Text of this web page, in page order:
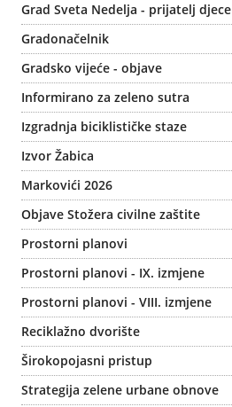
Grad Sveta Nedelja - prijatelj djece
Gradonačelnik
Gradsko vijeće - objave
Informirano za zeleno sutra
Izgradnja biciklističke staze
Izvor Žabica
Markovići 2026
Objave Stožera civilne zaštite
Prostorni planovi
Prostorni planovi - IX. izmjene
Prostorni planovi - VIII. izmjene
Reciklažno dvorište
Širokopojasni pristup
Strategija zelene urbane obnove